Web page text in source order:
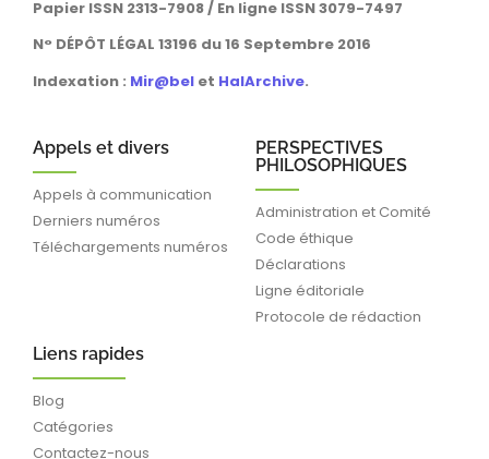
Papier ISSN 2313-7908 / En ligne ISSN 3079-7497
N° DÉPÔT LÉGAL 13196 du 16 Septembre 2016
Indexation : Mir@bel et HalArchive.
Appels et divers
Appels à communication
Derniers numéros
Téléchargements numéros
PERSPECTIVES
PHILOSOPHIQUES
Administration et Comité
Code éthique
Déclarations
Ligne éditoriale
Protocole de rédaction
Liens rapides
Blog
Catégories
Contactez-nous